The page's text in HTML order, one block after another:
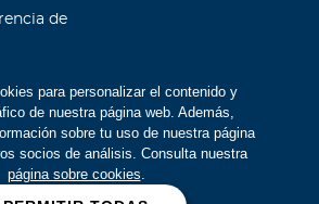
para personalizar el contenido y
de nuestra página web. Además,
sobre tu uso de nuestra página
socios de análisis. Consulta nuestra
página sobre cookies.
de
de